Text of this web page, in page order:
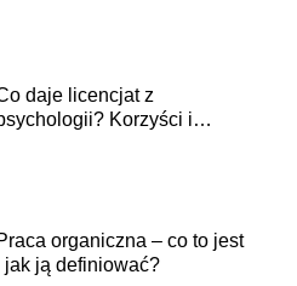
daje licencjat z
Korzyści i
organiczna – co to jest
jak ją definiować?